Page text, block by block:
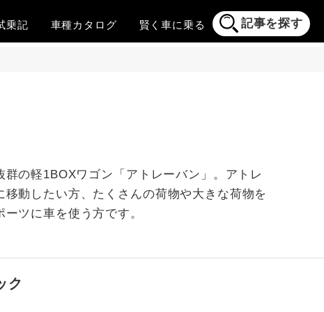
乗記 車種カタログ 賢く車に乗る 記事を探す
の軽1BOXワゴン「アトレーバン」。アトレ
動したい方、たくさんの荷物や大きな荷物を
ツに車を使う方です。
ク